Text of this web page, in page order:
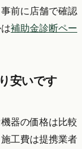
前に店舗で確認
補助金診断ペー
安いです
器の価格は比較
工費は提携業者